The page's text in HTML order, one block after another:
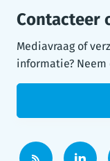
Contacteer
Mediavraag of
informatie?